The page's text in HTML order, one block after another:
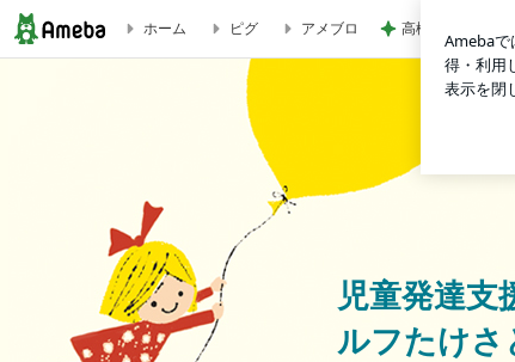
児童発達支援・放課後等デイサービス シェルフたけさと
ホーム ピグ アメブロ 高橋英樹 美しい
児童発達
ルフたけさ